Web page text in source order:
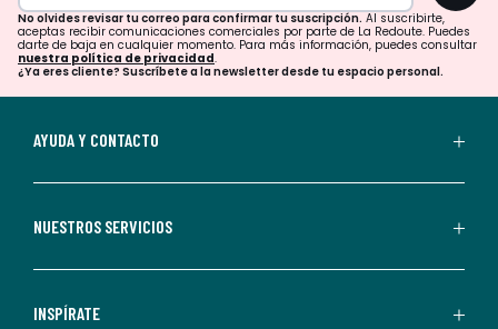
para
confirmar
tu
suscripción.
aceptas
comerciales
personalizadas
No olvides revisar tu correo para confirmar tu suscripción. Al suscribirte,
aceptas recibir comunicaciones comerciales por parte de La Redoute. Puedes
darte de baja en cualquier momento. Para más información, puedes consultar
nuestra política de privacidad.
¿Ya eres cliente? Suscríbete a la newsletter desde tu espacio personal.
AYUDA Y CONTACTO
NUESTROS SERVICIOS
INSPÍRATE